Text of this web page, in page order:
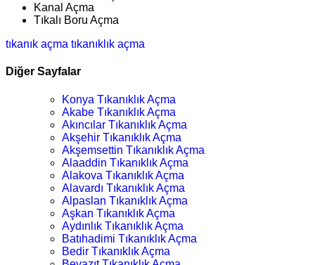
Kanal Açma
Tıkalı Boru Açma
tıkanık açma tıkanıklık açma
Diğer Sayfalar
Konya Tıkanıklık Açma
Akabe Tıkanıklık Açma
Akıncılar Tıkanıklık Açma
Akşehir Tıkanıklık Açma
Akşemsettin Tıkanıklık Açma
Alaaddin Tıkanıklık Açma
Alakova Tıkanıklık Açma
Alavardı Tıkanıklık Açma
Alpaslan Tıkanıklık Açma
Aşkan Tıkanıklık Açma
Aydınlık Tıkanıklık Açma
Batıhadimi Tıkanıklık Açma
Bedir Tıkanıklık Açma